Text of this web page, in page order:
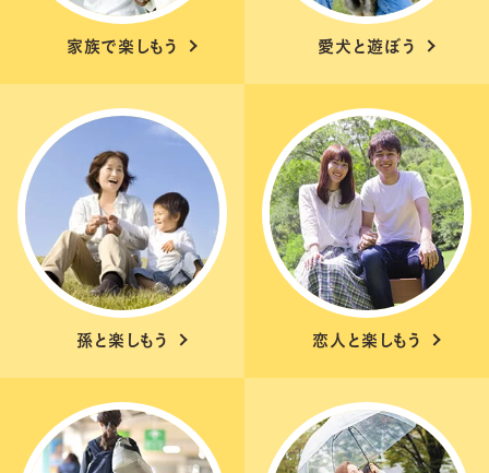
家族で楽しもう 愛犬と遊ぼう
孫と楽しもう 恋人と楽しもう